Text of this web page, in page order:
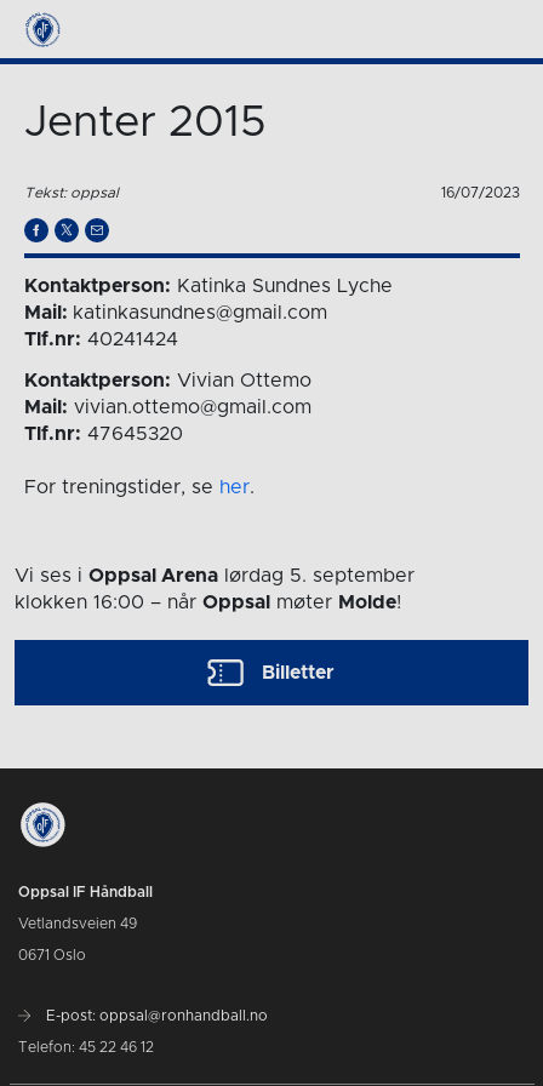
Jenter 2015
Tekst: oppsal 16/07/2023
Kontaktperson: Katinka Sundnes Lyche
Mail: katinkasundnes@gmail.com
Tlf.nr: 40241424
Kontaktperson: Vivian Ottemo
Mail: vivian.ottemo@gmail.com
Tlf.nr: 47645320
For treningstider, se her.
Vi ses i Oppsal Arena lørdag 5. september
klokken 16:00 – når Oppsal møter Molde!
Billetter
Oppsal IF Håndball
Vetlandsveien 49
0671 Oslo
E-post: oppsal@ronhandball.no
Telefon: 45 22 46 12